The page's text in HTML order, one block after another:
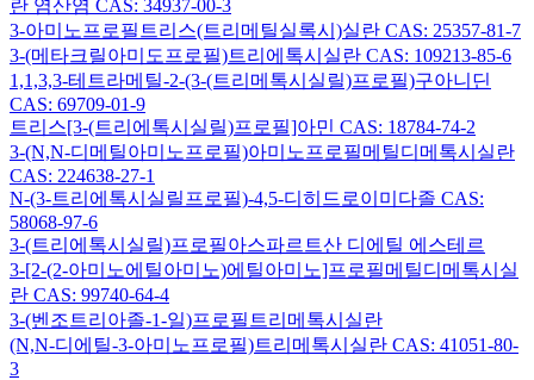
란 염산염 CAS: 34937-00-3
3-아미노프로필트리스(트리메틸실록시)실란 CAS: 25357-81-7
3-(메타크릴아미도프로필)트리에톡시실란 CAS: 109213-85-6
1,1,3,3-테트라메틸-2-(3-(트리메톡시실릴)프로필)구아니딘
CAS: 69709-01-9
트리스[3-(트리에톡시실릴)프로필]아민 CAS: 18784-74-2
3-(N,N-디메틸아미노프로필)아미노프로필메틸디메톡시실란
CAS: 224638-27-1
N-(3-트리에톡시실릴프로필)-4,5-디히드로이미다졸 CAS:
58068-97-6
3-(트리에톡시실릴)프로필아스파르트산 디에틸 에스테르
3-[2-(2-아미노에틸아미노)에틸아미노]프로필메틸디메톡시실
란 CAS: 99740-64-4
3-(벤조트리아졸-1-일)프로필트리메톡시실란
(N,N-디에틸-3-아미노프로필)트리메톡시실란 CAS: 41051-80-
3